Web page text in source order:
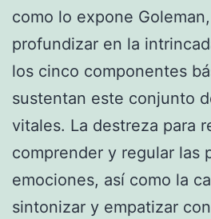
como lo expone
profundizar en la
los cinco componentes
sustentan este conjunto
vitales. La destreza para
comprender y regular las
emociones, así como la
sintonizar y empatizar